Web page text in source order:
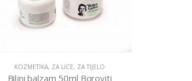
KOZMETIKA,ZA LICE ,ZA TIJELO
Biljni balzam 50ml Boroviti